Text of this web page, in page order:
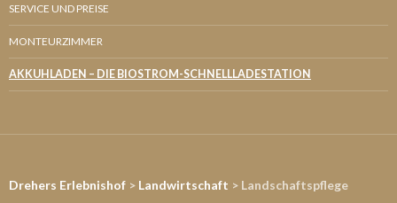
SERVICE UND PREISE
MONTEURZIMMER
AKKUHLADEN – DIE BIOSTROM-SCHNELLLADESTATION
Drehers Erlebnishof > Landwirtschaft > Landschaftspflege